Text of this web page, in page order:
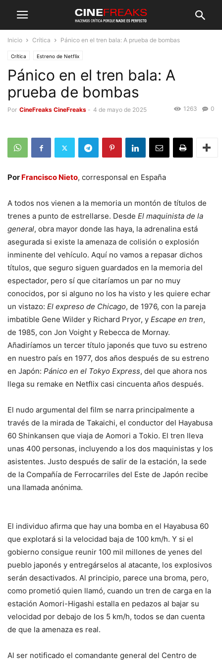
Inicio Crítica Pánico en el tren bala: A prueba de bombas
Crítica Estreno de Netflix
Pánico en el tren bala: A
prueba de bombas
Por CineFreaks CineFreaks - 4 de mayo de 2025 0
1263
Por Francisco Nieto, corresponsal en España
A todos nos vienen a la memoria un montón de títulos de
trenes a punto de estrellarse. Desde El maquinista de la
general, obra mayor donde las haya, la adrenalina está
asegurada si existe la amenaza de colisión o explosión
inminente del vehículo. Aquí no vamos a repasar dichos
títulos, que seguro siguen guardados en la memoria del
espectador, pero sí que citaríamos un par no muy
conocidos, por si alguno no los ha visto y les quiere echar
un vistazo: El expreso de Chicago, de 1976, con la pareja
imbatible Gene Wilder y Richard Pryor, y Escape en tren,
de 1985, con Jon Voight y Rebecca de Mornay.
Añadiríamos un tercer título japonés que tuvo su estreno
en nuestro país en 1977, dos años después de su estreno
en Japón: Pánico en el Tokyo Express, del que ahora nos
llega su remake en Netflix casi cincuenta años después.
El nudo argumental del film se narra principalmente a
través de la mirada de Takaichi, el conductor del Hayabusa
60 Shinkansen que viaja de Aomori a Tokio. El tren lleva
unas 400 personas, incluyendo a los dos maquinistas y los
asistentes. Justo después de salir de la estación, la sede
de la Compañía de Ferrocarriles del Este de Japón recibe
una llamada anónima.
El individuo afirma que hay una bomba en el Hayabusa 60
que explotará si la velocidad baja de 100 km/h. Y si el
gobierno consigue reunir 100 mil millones de yenes del
pueblo japonés y entregárselos al atacante, los explosivos
serán desactivados. Al principio, parece una broma, pero,
como prometió quien llamó, cuando un tren de carga en la
estación Aomori-Higashi estalla en pedazos al bajar su
velocidad por debajo de los 5 km/h, todos se dan cuenta
de que la amenaza es real.
Al ser notificado el comandante general del Centro de